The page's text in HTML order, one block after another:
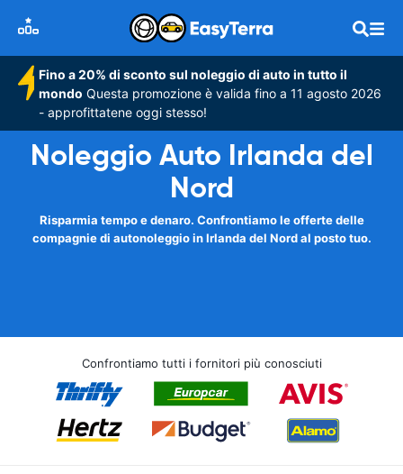
Fino a 20% di sconto sul noleggio di auto in tutto il
mondo Questa promozione è valida fino a 11 agosto 2026
- approfittatene oggi stesso!
Noleggio Auto Irlanda del
Nord
Risparmia tempo e denaro. Confrontiamo le offerte delle
compagnie di autonoleggio in Irlanda del Nord al posto tuo.
Confrontiamo tutti i fornitori più conosciuti